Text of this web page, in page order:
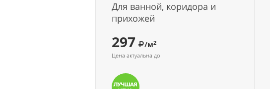
Для ванной, коридора и
прихожей
297 /м2
Цена актуальна до